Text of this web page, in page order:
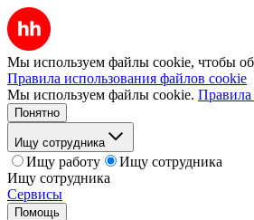
Мы используем файлы cookie, чтобы
Правила использования файлов cookie
Мы используем файлы cookie. Правила
Понятно
Ищу сотрудника
Ищу работу
Ищу сотрудника
Ищу сотрудника
Сервисы
Помощь